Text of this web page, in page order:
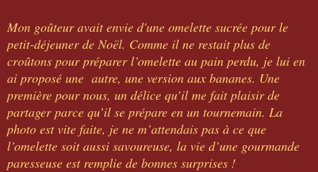
Mon goûteur avait envie d'une omelette sucrée pour le
petit-déjeuner de Noël. Comme il ne restait plus de
croûtons pour préparer l’omelette au pain perdu, je lui en
ai proposé une autre, une version aux bananes. Une
première pour nous, un délice qu’il me fait plaisir de
partager parce qu’il se prépare en un tournemain. La
photo est vite faite, je ne m’attendais pas à ce que
l’omelette soit aussi savoureuse, la vie d’une gourmande
paresseuse est remplie de bonnes surprises !